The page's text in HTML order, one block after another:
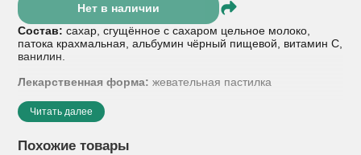
Нет в наличии
Состав: сахар, сгущённое с сахаром цельное молоко,
патока крахмальная, альбумин чёрный пищевой, витамин С,
ванилин.
Лекарственная форма:жевательная пастилка
Показания к применению:
активной добавки к пище – дополнительного источника
Читать далее
Похожие товары